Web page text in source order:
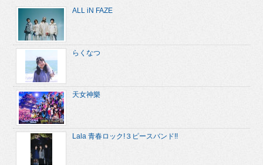
ALL iN FAZE
らくなつ
天女神樂
Lala 青春ロック!３ピースバンド!!